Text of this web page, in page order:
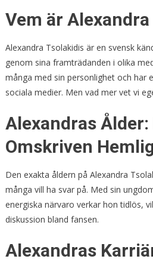
Vem är
Alexandra Tsolakidis är en svensk
genom sina framträdanden i olika
många med sin personlighet och har
sociala medier. Men vad mer vet vi
Alexandras Ålder:
Omskriven
Den exakta åldern på Alexandra
många vill ha svar på. Med sin
energiska närvaro verkar hon tidlös,
diskussion bland fansen.
Alexandras